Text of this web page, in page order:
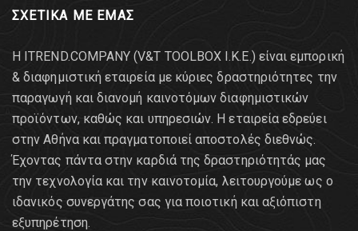
ΣΧΕΤΙΚΑ ΜΕ ΕΜΑΣ
Η ITREND.COMPANY (V&T TOOLBOX Ι.Κ.Ε.) είναι εμπορική
& διαφημιστική εταιρεία με κύριες δραστηριότητες την
παραγωγή και διανομή καινοτόμων διαφημιστικών
προϊόντων, καθώς και υπηρεσιών. Η εταιρεία εδρεύει
στην Αθήνα και πραγματοποιεί αποστολές διεθνώς.
Έχοντας πάντα στην καρδιά της δραστηριότητάς μας
την τεχνολογία και την καινοτομία, λειτουργούμε ως ο
ιδανικός συνεργάτης σας για ποιοτική και αξιόπιστη
εξυπηρέτηση.